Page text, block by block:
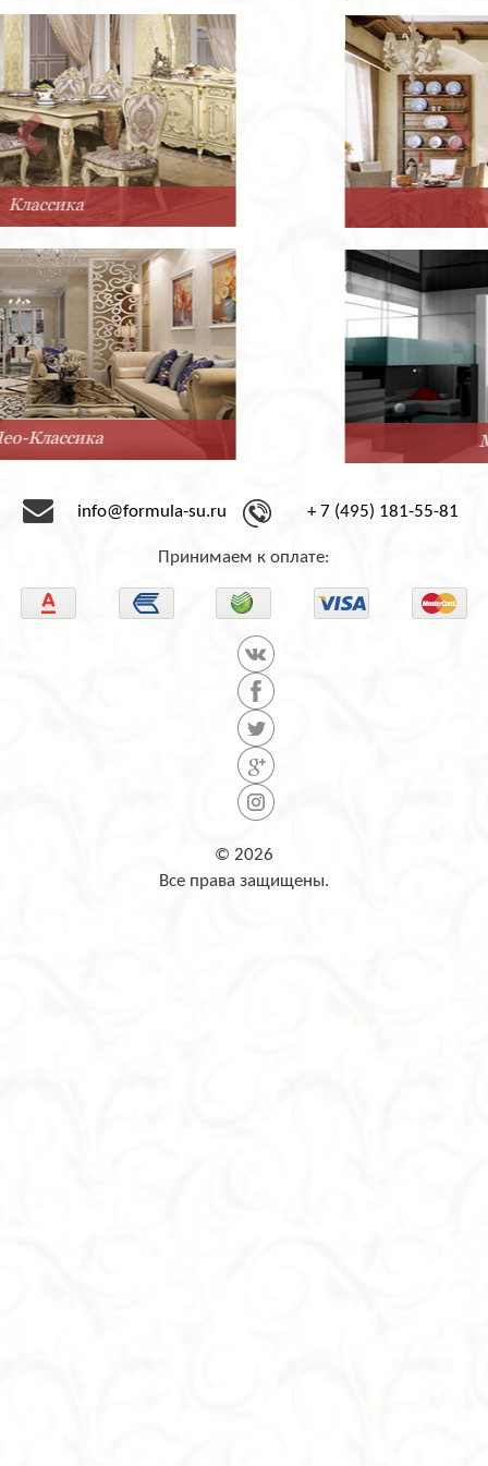
Минимализм
info@formula-su.ru + 7 (495) 181-55-81
Принимаем к оплате:
© 2026
Все права защищены.